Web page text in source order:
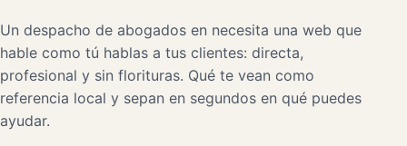
Un despacho de abogados en necesita una web que
hable como tú hablas a tus clientes: directa,
profesional y sin florituras. Qué te vean como
referencia local y sepan en segundos en qué puedes
ayudar.